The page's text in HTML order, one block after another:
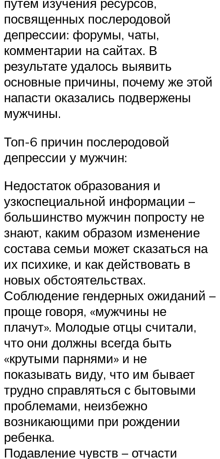
посвященных послеродовой
депрессии: форумы, чаты,
комментарии на сайтах. В
результате удалось выявить
основные причины, почему же этой
напасти оказались подвержены
мужчины.
Топ-6 причин послеродовой
депрессии у мужчин:
Недостаток образования и
узкоспециальной информации –
большинство мужчин попросту не
знают, каким образом изменение
состава семьи может сказаться на
их психике, и как действовать в
новых обстоятельствах.
Соблюдение гендерных ожиданий –
проще говоря, «мужчины не
плачут». Молодые отцы считали,
что они должны всегда быть
«крутыми парнями» и не
показывать виду, что им бывает
трудно справляться с бытовыми
проблемами, неизбежно
возникающими при рождении
ребенка.
Подавление чувств – отчасти